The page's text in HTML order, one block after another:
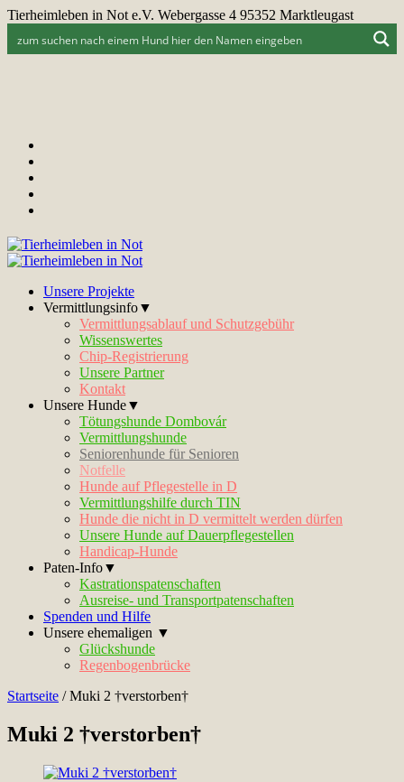
Tierheimleben in Not e.V. Webergasse 4 95352 Marktleugast
Unsere Projekte
Vermittlungsinfo▼
Vermittlungsablauf und Schutzgebühr
Wissenswertes
Chip-Registrierung
Unsere Partner
Kontakt
Unsere Hunde▼
Tötungshunde Dombovár
Vermittlungshunde
Seniorenhunde für Senioren
Notfelle
Hunde auf Pflegestelle in D
Vermittlungshilfe durch TIN
Hunde die nicht in D vermittelt werden dürfen
Unsere Hunde auf Dauerpflegestellen
Handicap-Hunde
Paten-Info▼
Kastrationspatenschaften
Ausreise- und Transportpatenschaften
Spenden und Hilfe
Unsere ehemaligen ▼
Glückshunde
Regenbogenbrücke
Startseite /Muki 2 †verstorben†
Muki 2 †verstorben†